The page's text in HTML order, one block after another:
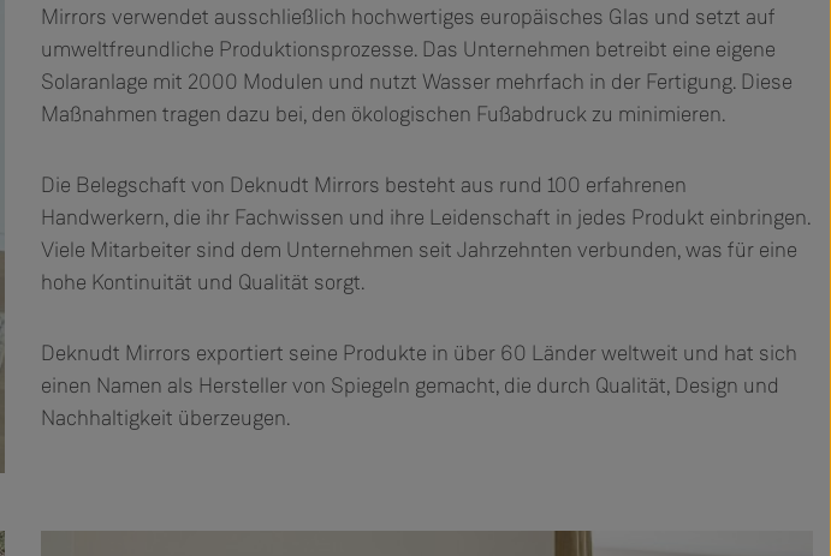
Mirrors verwendet ausschließlich hochwertiges europäisches Glas und setzt auf
umweltfreundliche Produktionsprozesse. Das Unternehmen betreibt eine eigene
Solaranlage mit 2000 Modulen und nutzt Wasser mehrfach in der Fertigung. Diese
Maßnahmen tragen dazu bei, den ökologischen Fußabdruck zu minimieren.
Die Belegschaft von Deknudt Mirrors besteht aus rund 100 erfahrenen
Handwerkern, die ihr Fachwissen und ihre Leidenschaft in jedes Produkt einbringen.
Viele Mitarbeiter sind dem Unternehmen seit Jahrzehnten verbunden, was für eine
hohe Kontinuität und Qualität sorgt.
Deknudt Mirrors exportiert seine Produkte in über 60 Länder weltweit und hat sich
einen Namen als Hersteller von Spiegeln gemacht, die durch Qualität, Design und
Nachhaltigkeit überzeugen.